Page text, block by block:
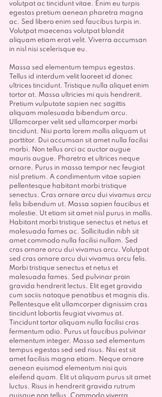
volutpat ac tincidunt vitae. Enim eu turpis
egestas pretium aenean pharetra magna
ac. Sed libero enim sed faucibus turpis in.
Volutpat maecenas volutpat blandit
aliquam etiam erat velit. Viverra accumsan
in nisl nisi scelerisque eu.
Massa sed elementum tempus egestas.
Tellus id interdum velit laoreet id donec
ultrices tincidunt. Tristique nulla aliquet enim
tortor at. Massa ultricies mi quis hendrerit.
Pretium vulputate sapien nec sagittis
aliquam malesuada bibendum arcu.
Ullamcorper velit sed ullamcorper morbi
tincidunt. Nisi porta lorem mollis aliquam ut
porttitor. Dui accumsan sit amet nulla facilisi
morbi. Non tellus orci ac auctor augue
mauris augue. Pharetra et ultrices neque
ornare. Purus in massa tempor nec feugiat
nisl pretium. A condimentum vitae sapien
pellentesque habitant morbi tristique
senectus. Cras ornare arcu dui vivamus arcu
felis bibendum ut. Massa sapien faucibus et
molestie. Ut etiam sit amet nisl purus in mollis.
Habitant morbi tristique senectus et netus et
malesuada fames ac. Sollicitudin nibh sit
amet commodo nulla facilisi nullam. Sed
cras ornare arcu dui vivamus arcu. Volutpat
sed cras ornare arcu dui vivamus arcu felis.
Morbi tristique senectus et netus et
malesuada fames. Sed pulvinar proin
gravida hendrerit lectus. Elit eget gravida
cum sociis natoque penatibus et magnis dis.
Pellentesque elit ullamcorper dignissim cras
tincidunt lobortis feugiat vivamus at.
Tincidunt tortor aliquam nulla facilisi cras
fermentum odio. Purus ut faucibus pulvinar
elementum integer. Massa sed elementum
tempus egestas sed sed risus. Nisi est sit
amet facilisis magna etiam. Neque ornare
aenean euismod elementum nisi quis
eleifend quam. Elit ut aliquam purus sit amet
luctus. Risus in hendrerit gravida rutrum